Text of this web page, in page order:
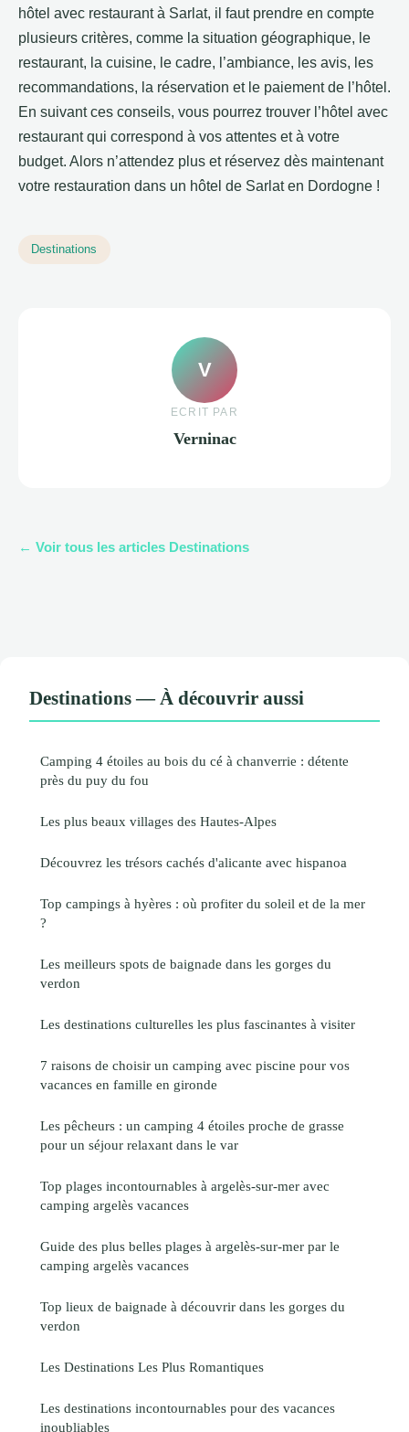
hôtel avec restaurant à Sarlat, il faut prendre en compte
plusieurs critères, comme la situation géographique, le
restaurant, la cuisine, le cadre, l’ambiance, les avis, les
recommandations, la réservation et le paiement de l’hôtel.
En suivant ces conseils, vous pourrez trouver l’hôtel avec
restaurant qui correspond à vos attentes et à votre
budget. Alors n’attendez plus et réservez dès maintenant
votre restauration dans un hôtel de Sarlat en Dordogne !
Destinations
V
ECRIT PAR
Verninac
← Voir tous les articles Destinations
Destinations — À découvrir aussi
Camping 4 étoiles au bois du cé à chanverrie : détente
près du puy du fou
Les plus beaux villages des Hautes-Alpes
Découvrez les trésors cachés d'alicante avec hispanoa
Top campings à hyères : où profiter du soleil et de la mer
?
Les meilleurs spots de baignade dans les gorges du
verdon
Les destinations culturelles les plus fascinantes à visiter
7 raisons de choisir un camping avec piscine pour vos
vacances en famille en gironde
Les pêcheurs : un camping 4 étoiles proche de grasse
pour un séjour relaxant dans le var
Top plages incontournables à argelès-sur-mer avec
camping argelès vacances
Guide des plus belles plages à argelès-sur-mer par le
camping argelès vacances
Top lieux de baignade à découvrir dans les gorges du
verdon
Les Destinations Les Plus Romantiques
Les destinations incontournables pour des vacances
inoubliables